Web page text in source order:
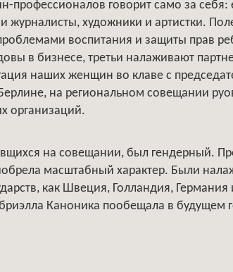
профессионалов говорит само за себя:
журналисты, художники и артистки.
воспитания и защиты прав
в бизнесе, третьи налаживают
наших женщин во клаве с
на региональном совещании
организаций.
на совещании, был гендерный.
масштабный характер. Были
как Швеция, Голландия,
Каноника пообещала в будущем